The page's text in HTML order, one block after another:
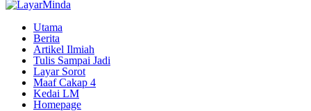
Utama
Berita
Artikel Ilmiah
Tulis Sampai Jadi
Layar Sorot
Maaf Cakap 4
Kedai LM
Homepage